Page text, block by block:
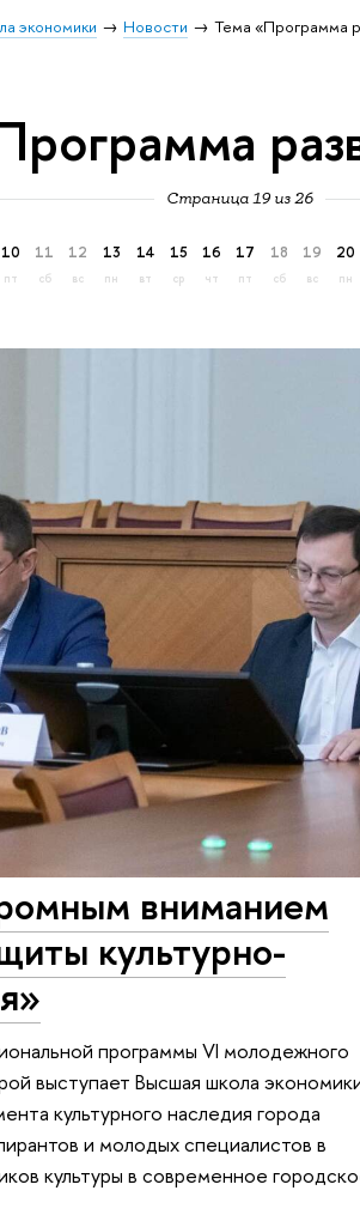
экономики Новости Тема «Программа
Страница 19 из 26
10
пт
11
сб
12
вс
13
пн
14
вт
15
ср
16
чт
17
пт
18
сб
19
вс
20
пн
вниманием
культурно-
программы VI молодежного
выступает Высшая школа
культурного наследия города
и молодых специалистов в
культуры в современное